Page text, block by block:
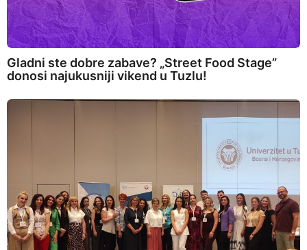
Gladni ste dobre zabave? „Street Food Stage”
donosi najukusniji vikend u Tuzlu!